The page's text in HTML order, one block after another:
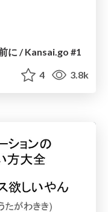
に / Kansai.go #1
4 3.8k